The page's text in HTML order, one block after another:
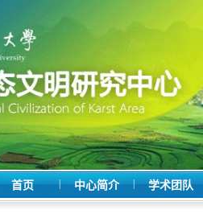
首页 | 中心简介 | 学术团队